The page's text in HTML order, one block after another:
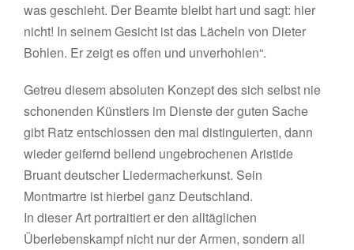
was geschieht. Der Beamte bleibt hart und sagt: hier
nicht! In seinem Gesicht ist das Lächeln von Dieter
Bohlen. Er zeigt es offen und unverhohlen“.
Getreu diesem absoluten Konzept des sich selbst nie
schonenden Künstlers im Dienste der guten Sache
gibt Ratz entschlossen den mal distinguierten, dann
wieder geifernd bellend ungebrochenen Aristide
Bruant deutscher Liedermacherkunst. Sein
Montmartre ist hierbei ganz Deutschland.
In dieser Art portraitiert er den alltäglichen
Überlebenskampf nicht nur der Armen, sondern all